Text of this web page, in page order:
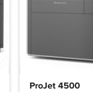
ProJet 4500